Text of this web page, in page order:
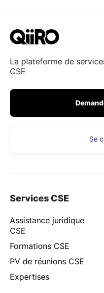
La plateforme de
CSE
Se
Services CSE
Assistance juridique
CSE
Formations CSE
PV de réunions CSE
Expertises